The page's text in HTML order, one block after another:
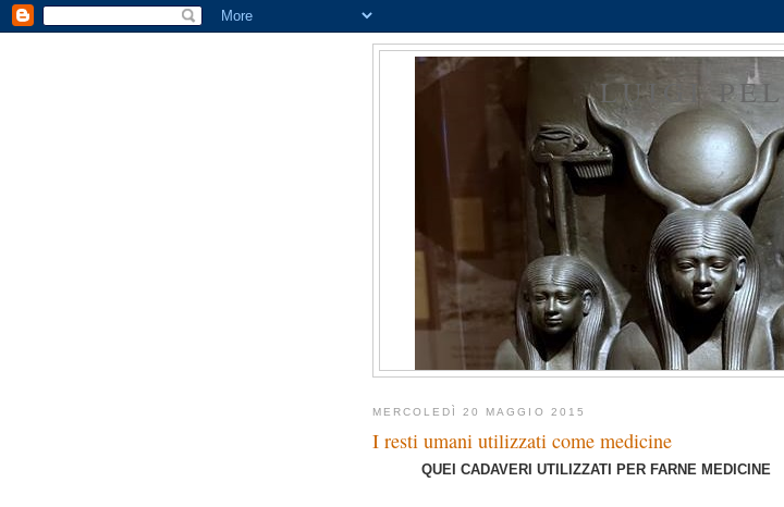
LUIGI
MERCOLEDÌ 20 MAGGIO 2015
I resti umani utilizzati come medicine
QUEI CADAVERI UTILIZZATI PER FARNE MEDICINE